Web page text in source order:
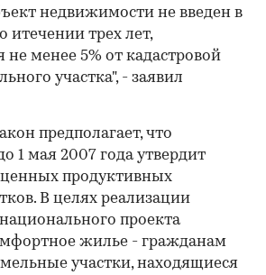
недвижимости не введен в
итечении трех лет,
не менее 5% от кадастровой
участка", - заявил
предполагает, что
1 мая 2007 года утвердит
ценных продуктивных
В целях реализации
проекта
жилье - гражданам
участки, находящиеся